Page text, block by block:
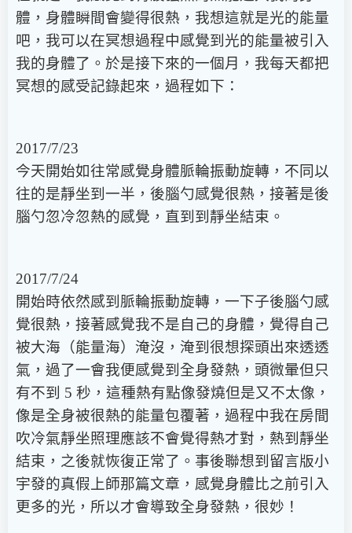
體，身體瞬間會變得很熱，我想這就是光的能量
吧，我可以在冥想過程中感覺到光的能量被引入
我的身體了。於是接下來的一個月，我每天都把
冥想的感受記錄起來，過程如下：
2017/7/23
今天開始如往常感覺身體脈輪振動旋轉，不同以
往的是靜坐到一半，後腦勺感覺很熱，接著是後
腦勺忽冷忽熱的感覺，直到到靜坐結束。
2017/7/24
開始時依然感到脈輪振動旋轉，一下子後腦勺感
覺很熱，接著感覺我不是自己的身體，覺得自己
被大海（能量海）淹沒，淹到很想探頭出來透透
氣，過了一會我便感覺到全身發熱，頭微暈但只
有不到 5 秒，這種熱有點像發燒但是又不太像，
像是全身被很熱的能量包覆著，過程中我在房間
吹冷氣靜坐照理應該不會覺得熱才對，熱到靜坐
結束，之後就恢復正常了。事後聯想到留言版小
宇發的真假上師那篇文章，感覺身體比之前引入
更多的光，所以才會導致全身發熱，很妙！